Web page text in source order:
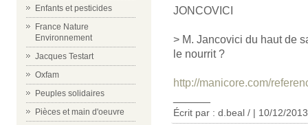
Enfants et pesticides
France Nature
Environnement
Jacques Testart
Oxfam
Peuples solidaires
Pièces et main d'oeuvre
JONCOVICI
> M. Jancovici du haut de
le nourrit ?
http://manicore.com/
Écrit par : d.beal / | 10/12/2013